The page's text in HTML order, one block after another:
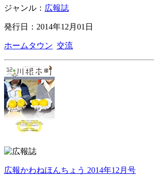
ジャンル： 広報誌
発行日：2014年12月01日
ホームタウン 交流
広報かわねほんちょう 2014年12月号